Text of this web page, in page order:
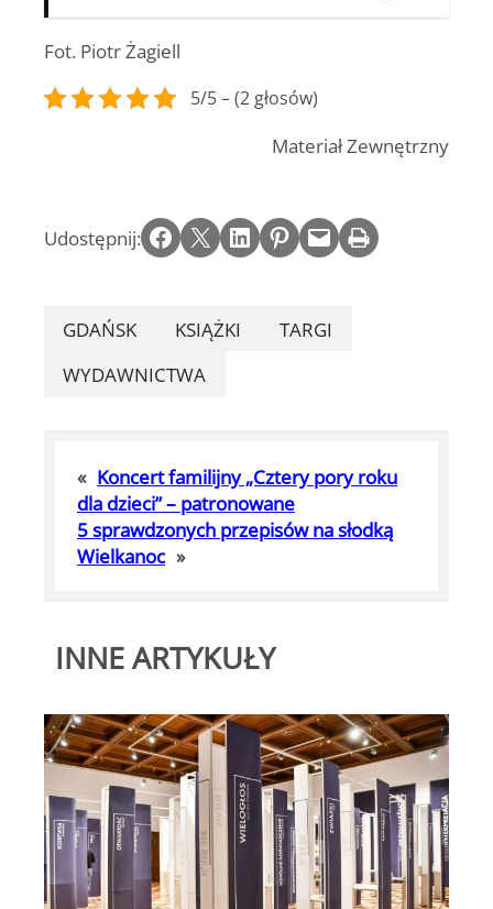
Fot. Piotr Żagiell
5/5 – (2 głosów)
Materiał Zewnętrzny
Udostępnij: Share on Facebook Email this Page Share on LinkedIn Share on Pinterest Email this Page Print this Page
GDAŃSK KSIĄŻKI
TARGI
WYDAWNICTWA
« Koncert familijny „Cztery pory roku
dla dzieci” – patronowane
5 sprawdzonych przepisów na słodką
Wielkanoc »
INNE ARTYKUŁY